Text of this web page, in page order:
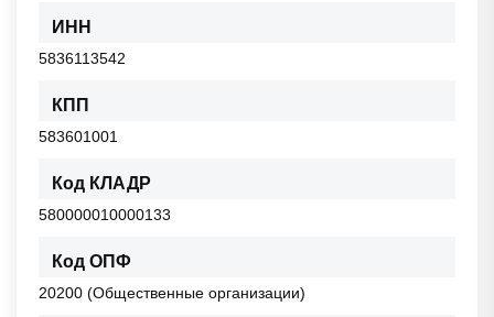
ИНН
5836113542
КПП
583601001
Код КЛАДР
580000010000133
Код ОПФ
20200 (Общественные организации)